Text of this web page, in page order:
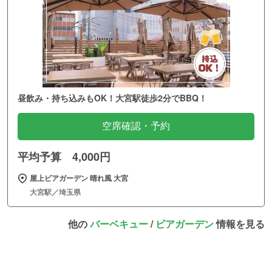
昼飲み・持ち込みもOK！大宮駅徒歩2分でBBQ！
空席確認・予約
平均予算 4,000円
屋上ビアガーデン 晴れ風 大宮
大宮駅／埼玉県
他のバーベキュー/ ビアガーデン情報を見る